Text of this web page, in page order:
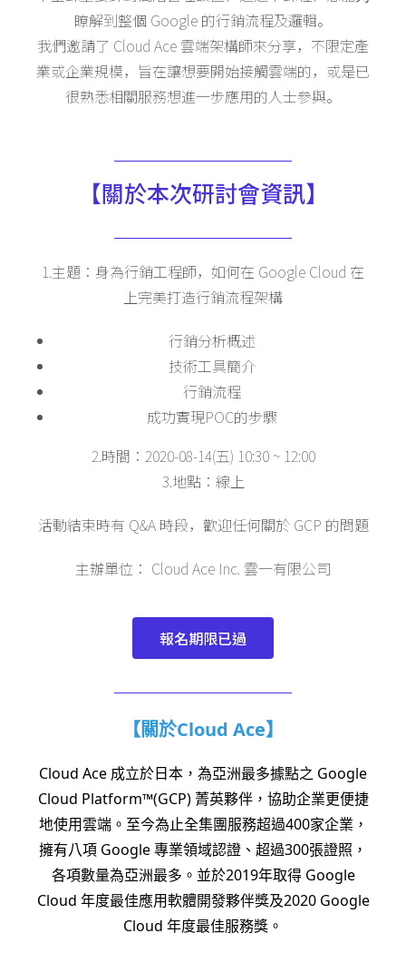
瞭解到整個 Google 的行銷流程及邏輯。
我們邀請了 Cloud Ace 雲端架構師來分享，不限定產
業或企業規模，旨在讓想要開始接觸雲端的，或是已
很熟悉相關服務想進一步應用的人士參與。
【關於本次研討會資訊】
1.主題：身為行銷工程師，如何在 Google Cloud 在
上完美打造行銷流程架構
行銷分析概述
技術工具簡介
行銷流程
成功實現POC的步驟
2.時間：2020-08-14(五) 10:30 ~ 12:00
3.地點：線上
活動結束時有 Q&A 時段，歡迎任何關於 GCP 的問題
主辦單位： Cloud Ace Inc. 雲一有限公司
報名期限已過
【關於Cloud Ace】
Cloud Ace 成立於日本，為亞洲最多據點之 Google
Cloud Platform™(GCP) 菁英夥伴，協助企業更便捷
地使用雲端。至今為止全集團服務超過400家企業，
擁有八項 Google 專業領域認證、超過300張證照，
各項數量為亞洲最多。並於2019年取得 Google
Cloud 年度最佳應用軟體開發夥伴獎及2020 Google
Cloud 年度最佳服務獎。